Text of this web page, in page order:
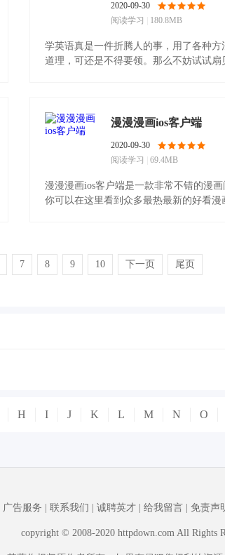
2020-09-30
阅读学习
180.8MB
学英语真是一件折腾人的事，用了各种方
道理，可还是不得要领。那么不妨试试扇
漫漫漫画ios客户端
2020-09-30
阅读学习
69.4MB
漫漫漫画ios客户端是一款非常不错的漫画
你可以在这里看到众多最热最新的好看漫
7 8 9 10 下一页 尾页
H I J K L M N O
广告服务 联系我们 诚聘英才| 给我留言| 免责声
copyright © 2008-2020 httpdown.com All Rights